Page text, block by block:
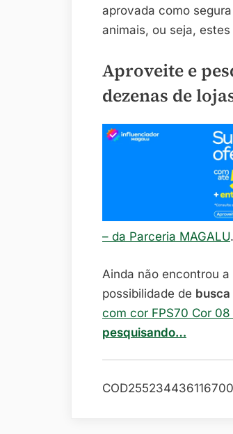
aprovada como
animais, ou seja,
Aproveite e
dezenas de
– da Parceria MAGALU.
Ainda não encontrou
possibilidade de busca
com cor FPS70 Cor
pesquisando…